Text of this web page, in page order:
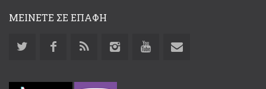
ΜΕΙΝΕΤΕ ΣΕ ΕΠΑΦΗ